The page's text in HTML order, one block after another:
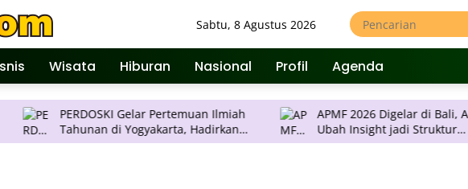
Sabtu, 8 Agustus 2026
Wisata Hiburan Nasional Profil Agenda
PERDOSKI Gelar Pertemuan Ilmiah
Tahunan di Yogyakarta, Hadirkan
Inovasi Dermatologi Terkini
APMF 2026 Digelar di Bali, Agendanya
Ubah Insight jadi Struktur
Pengambilan Keputusan